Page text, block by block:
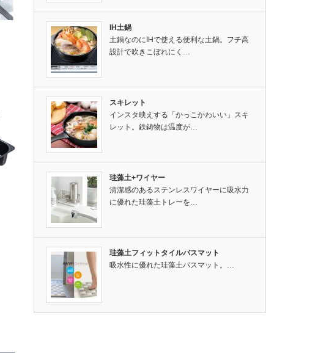
IH土鍋
土鍋なのにIHで使える便利な土鍋。フチ高
設計で吹きこぼれにく…
スキレット
インスタ映えする「かっこかわいい」スキ
レット。鉄鋳物は温度が…
珪藻土+ワイヤー
清潔感のあるステンレスワイヤーに吸水力
に優れた珪藻土トレーを…
珪藻土フィットタイルバスマット
吸水性に優れた珪藻土バスマット。…